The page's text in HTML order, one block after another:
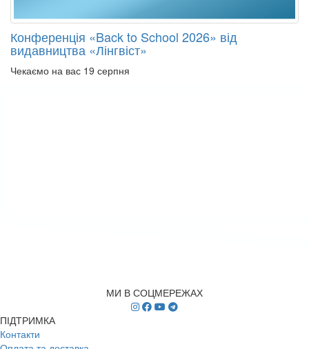
Конференція «Back to School 2026» від
видавництва «Лінгвіст»
Чекаємо на вас 19 серпня
МИ В СОЦМЕРЕЖАХ
ПІДТРИМКА
Контакти